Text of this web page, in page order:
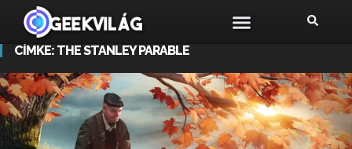
CÍMKE: THE STANLEY PARABLE